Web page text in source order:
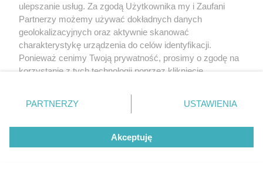
NAJNOWSZE
Miał być remont dekadę temu, a 100-letni zabytek
w Białymstoku wciąż niszczeje
„Górska Brda”. Jak Edward Moskała wymyślił
schronisko dla turysty z plecakiem
Kto miał dość czekolady, mógł przyjechać tutaj.
ulepszanie usług. Za zgodą Użytkownika my i Zaufani
Partnerzy możemy używać dokładnych danych
geolokalizacyjnych oraz aktywnie skanować
charakterystykę urządzenia do celów identyfikacji.
Ponieważ cenimy Twoją prywatność, prosimy o zgodę na
korzystanie z tych technologii poprzez kliknięcie
zmienić/wycofać klikając przycisk ustawień prywatności
znajdujący się w lewym dolnym rogu strony
rodzaje przetwarzania danych nie wymagają zgody
użytkownika, ale masz prawo sprzeciwić się takiemu
przetwarzaniu. Preferencje będą miały zastosowanie tylko
PARTNERZY USTAWIENIA
Akceptuję